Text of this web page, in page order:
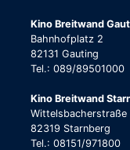
Kino Breitwand
Bahnhofplatz 2
82131 Gauting
Tel.: 089/89501000
Kino Breitwand
Wittelsbacherstraße
82319 Starnberg
Tel.: 08151/971800